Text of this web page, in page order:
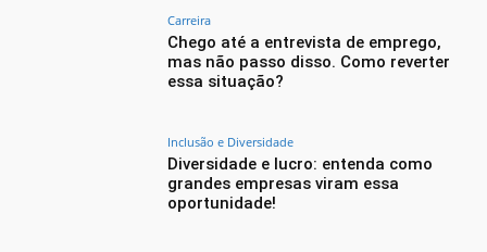
Carreira
Chego até a entrevista de emprego,
mas não passo disso. Como reverter
essa situação?
Inclusão e Diversidade
Diversidade e lucro: entenda como
grandes empresas viram essa
oportunidade!